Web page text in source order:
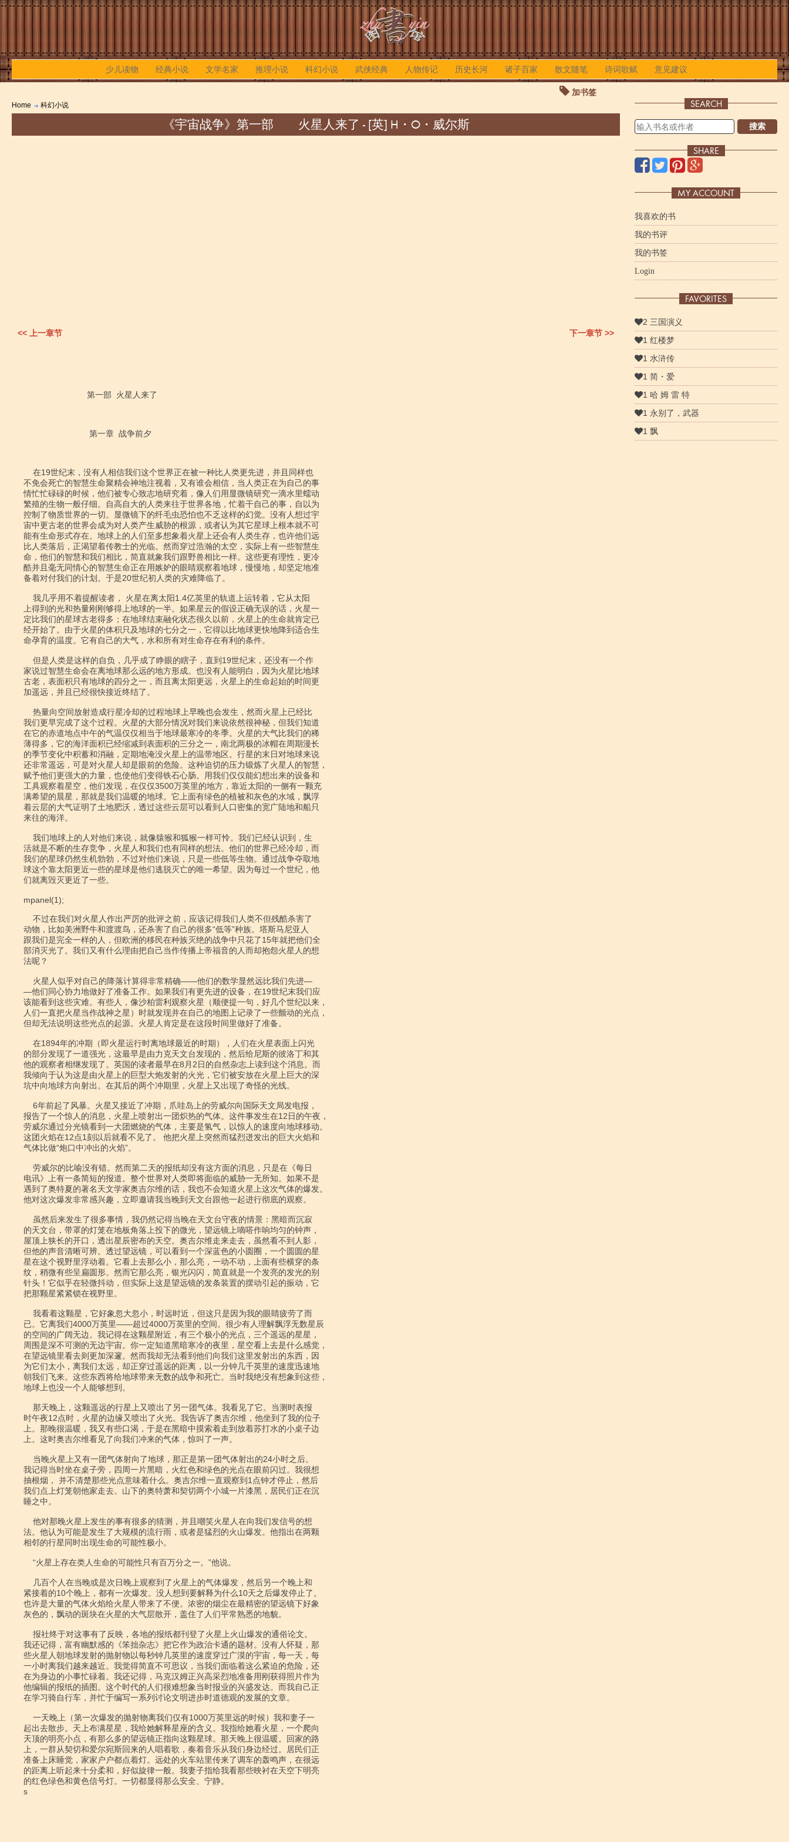
少儿读物 经典小说 文学名家 推理小说 科幻小说 武侠经典 人物传记 历史长河 诸子百家 散文随笔 诗词歌赋 意见建议
加书签
Home 科幻小说
《宇宙战争》第一部 火星人来了 - [英] H・O・威尔斯
<< 上一章节 下一章节 >>
不免会死亡的智慧生命聚精会神地注视着，又有谁会相信，当人类正在为自己的事
情忙忙碌碌的时候，他们被专心致志地研究着，像人们用显微镜研究一滴水里蠕动
繁殖的生物一般仔细。自高自大的人类来往于世界各地，忙着干自己的事，自以为
控制了物质世界的一切。显微镜下的纤毛虫恐怕也不乏这样的幻觉。没有人想过宇
宙中更古老的世界会成为对人类产生威胁的根源，或者认为其它星球上根本就不可
能有生命形式存在。地球上的人们至多想象着火星上还会有人类生存，也许他们远
比人类落后，正渴望着传教士的光临。然而穿过浩瀚的太空，实际上有一些智慧生
命，他们的智慧和我们相比，简直就象我们跟野兽相比一样。这些更有理性，更冷
酷并且毫无同情心的智慧生命正在用嫉妒的眼睛观察着地球，慢慢地，却坚定地准
备着对付我们的计划。于是20世纪初人类的灾难降临了。
上得到的光和热量刚刚够得上地球的一半。如果星云的假设正确无误的话，火星一
定比我们的星球古老得多；在地球结束融化状态很久以前，火星上的生命就肯定已
经开始了。由于火星的体积只及地球的七分之一，它得以比地球更快地降到适合生
命孕育的温度。它有自己的大气，水和所有对生命存在有利的条件。
家说过智慧生命会在离地球那么远的地方形成。也没有人能明白，因为火星比地球
古老，表面积只有地球的四分之一，而且离太阳更远，火星上的生命起始的时间更
加遥远，并且已经很快接近终结了。
我们更早完成了这个过程。火星的大部分情况对我们来说依然很神秘，但我们知道
在它的赤道地点中午的气温仅仅相当于地球最寒冷的冬季。火星的大气比我们的稀
薄得多，它的海洋面积已经缩减到表面积的三分之一，南北两极的冰帽在周期漫长
的季节变化中积蓄和消融，定期地淹没火星上的温带地区。行星的末日对地球来说
还非常遥远，可是对火星人却是眼前的危险。这种迫切的压力锻炼了火星人的智慧，
赋予他们更强大的力量，也使他们变得铁石心肠。用我们仅仅能幻想出来的设备和
工具观察着星空，他们发现，在仅仅3500万英里的地方，靠近太阳的一侧有一颗充
满希望的晨星，那就是我们温暖的地球。它上面有绿色的植被和灰色的水域，飘浮
着云层的大气证明了土地肥沃，透过这些云层可以看到人口密集的宽广陆地和船只
来往的海洋。
活就是不断的生存竞争，火星人和我们也有同样的想法。他们的世界已经冷却，而
我们的星球仍然生机勃勃，不过对他们来说，只是一些低等生物。通过战争夺取地
球这个靠太阳更近一些的星球是他们逃脱灭亡的唯一希望。因为每过一个世纪，他
们就离毁灭更近了一些。
mpanel(1);
动物，比如美洲野牛和渡渡鸟，还杀害了自己的很多“低等”种族。塔斯马尼亚人
跟我们是完全一样的人，但欧洲的移民在种族灭绝的战争中只花了15年就把他们全
部消灭光了。我们又有什么理由把自己当作传播上帝福音的人而却抱怨火星人的想
法呢？
―他们同心协力地做好了准备工作。如果我们有更先进的设备，在19世纪末我们应
该能看到这些灾难。有些人，像沙柏雷利观察火星（顺便提一句，好几个世纪以来，
人们一直把火星当作战神之星）时就发现并在自己的地图上记录了一些颤动的光点，
但却无法说明这些光点的起源。火星人肯定是在这段时间里做好了准备。
的部分发现了一道强光，这最早是由力克天文台发现的，然后给尼斯的彼洛丁和其
他的观察者相继发现了。英国的读者最早在8月2日的自然杂志上读到这个消息。而
我倾向于认为这是由火星上的巨型大炮发射的火光，它们被安放在火星上巨大的深
坑中向地球方向射出。在其后的两个冲期里，火星上又出现了奇怪的光线。
报告了一个惊人的消息，火星上喷射出一团炽热的气体。这件事发生在12日的午夜，
劳威尔通过分光镜看到一大团燃烧的气体，主要是氢气，以惊人的速度向地球移动。
这团火焰在12点1刻以后就看不见了。 他把火星上突然而猛烈迸发出的巨大火焰和
气体比做“炮口中冲出的火焰”。
电讯》上有一条简短的报道。整个世界对人类即将面临的威胁一无所知。如果不是
遇到了奥特夏的著名天文学家奥吉尔维的话，我也不会知道火星上这次气体的爆发。
他对这次爆发非常感兴趣，立即邀请我当晚到天文台跟他一起进行彻底的观察。
的天文台，带罩的灯笼在地板角落上投下的微光，望远镜上嘀嗒作响均匀的钟声，
屋顶上狭长的开口，透出星辰密布的天空。奥吉尔维走来走去，虽然看不到人影，
但他的声音清晰可辨。透过望远镜，可以看到一个深蓝色的小圆圈，一个圆圆的星
星在这个视野里浮动着。它看上去那么小，那么亮，一动不动，上面有些横穿的条
纹，稍微有些呈扁圆形。然而它那么亮，银光闪闪，简直就是一个发亮的发光的别
针头！它似乎在轻微抖动，但实际上这是望远镜的发条装置的摆动引起的振动，它
把那颗星紧紧锁在视野里。
已。它离我们4000万英里――超过4000万英里的空间。很少有人理解飘浮无数星辰
的空间的广阔无边。我记得在这颗星附近，有三个极小的光点，三个遥远的星星，
周围是深不可测的无边宇宙。你一定知道黑暗寒冷的夜里，星空看上去是什么感觉，
在望远镜里看去则更加深邃。然而我却无法看到他们向我们这里发射出的东西，因
为它们太小，离我们太远，却正穿过遥远的距离，以一分钟几千英里的速度迅速地
朝我们飞来。这些东西将给地球带来无数的战争和死亡。当时我绝没有想象到这些，
地球上也没一个人能够想到。
时午夜12点时，火星的边缘又喷出了火光。我告诉了奥吉尔维，他坐到了我的位子
上。那晚很温暖，我又有些口渴，于是在黑暗中摸索着走到放着苏打水的小桌子边
上。这时奥吉尔维看见了向我们冲来的气体，惊叫了一声。
我记得当时坐在桌子旁，四周一片黑暗，火红色和绿色的光点在眼前闪过。我很想
抽根烟， 并不清楚那些光点意味着什么。奥吉尔维一直观察到1点钟才停止，然后
我们点上灯笼朝他家走去。山下的奥特萧和契切两个小城一片漆黑，居民们正在沉
睡之中。
法。他认为可能是发生了大规模的流行雨，或者是猛烈的火山爆发。他指出在两颗
相邻的行星同时出现生命的可能性极小。
紧接着的10个晚上，都有一次爆发。没人想到要解释为什么10天之后爆发停止了。
也许是大量的气体火焰给火星人带来了不便。浓密的烟尘在最精密的望远镜下好象
灰色的，飘动的斑块在火星的大气层散开，盖住了人们平常熟悉的地貌。
我还记得，富有幽默感的《笨拙杂志》把它作为政治卡通的题材。没有人怀疑，那
些火星人朝地球发射的抛射物以每秒钟几英里的速度穿过广漠的宇宙，每一天，每
一小时离我们越来越近。我觉得简直不可思议，当我们面临着这么紧迫的危险，还
在为身边的小事忙碌着。我还记得，马克汉姆正兴高采烈地准备用刚获得照片作为
他编辑的报纸的插图。这个时代的人们很难想象当时报业的兴盛发达。而我自己正
在学习骑自行车，并忙于编写一系列讨论文明进步时道德观的发展的文章。
起出去散步。天上布满星星，我给她解释星座的含义。我指给她看火星，一个爬向
天顶的明亮小点，有那么多的望远镜正指向这颗星球。那天晚上很温暖。回家的路
上，一群从契切和爱尔宛斯回来的人唱着歌，奏着音乐从我们身边经过。居民们正
准备上床睡觉，家家户户都点着灯。远处的火车站里传来了调车的轰鸣声，在很远
的距离上听起来十分柔和，好似旋律一般。我妻子指给我看那些映衬在天空下明亮
的红色绿色和黄色信号灯。一切都显得那么安全、宁静。
s
SEARCH
搜索
SHARE
MY ACCOUNT
我喜欢的书
我的书评
我的书签
Login
FAVORITES
2 三国演义
1 红楼梦
1 水浒传
1 简・爱
1 哈 姆 雷 特
1 永别了，武器
1 飘